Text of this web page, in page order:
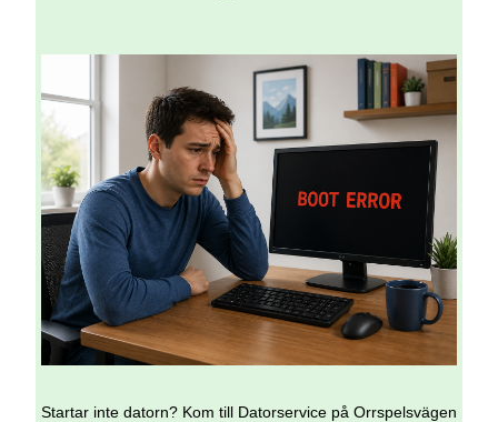
Startar inte datorn? Kom till Datorservice på Orrspelsvägen